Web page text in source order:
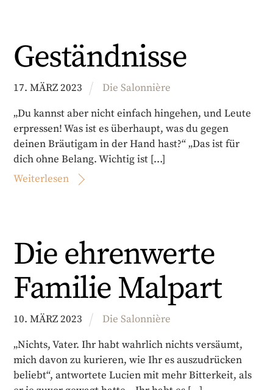
Geständnisse
17.MÄRZ 2023
Die Salonnière
„Du kannst aber nicht einfach hingehen, und Leute
erpressen! Was ist es überhaupt, was du gegen
deinen Bräutigam in der Hand hast?“ „Das ist für
dich ohne Belang. Wichtig ist […]
Weiterlesen
Die ehrenwerte
Familie Malpart
10.MÄRZ 2023
Die Salonnière
„Nichts, Vater. Ihr habt wahrlich nichts versäumt,
mich davon zu kurieren, wie Ihr es auszudrücken
beliebt“, antwortete Lucien mit mehr Bitterkeit, als